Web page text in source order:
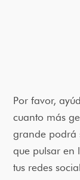
Por favor,
cuanto más
grande podrá
que pulsar en
tus redes